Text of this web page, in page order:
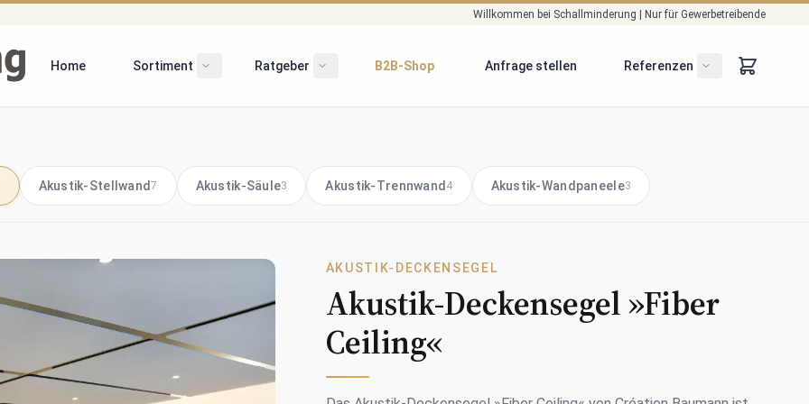
Willkommen bei Schallminderung | Nur für Gewerbetreibende
Home
Sortiment
Ratgeber
B2B-Shop Anfrage stellen
Referenzen
Untermenü
Akustik-Stellwand7 Akustik-Säule3 Akustik-Trennwand 4 Akustik-Wandpaneele3
AKUSTIK-DECKENSEGEL
Akustik-Deckensegel »Fiber
Ceiling«